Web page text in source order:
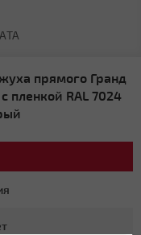
прямого Гранд
RAL 7024